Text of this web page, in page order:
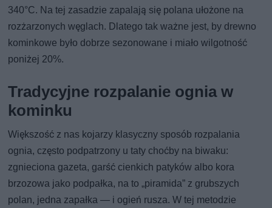
340°C. Na tej zasadzie zapalają się polana ułożone na
rozżarzonych węglach. Dlatego tak ważne jest, by drewno
kominkowe było dobrze sezonowane i miało wilgotność
poniżej 20%.
Tradycyjne rozpalanie ognia w
kominku
Większość z nas kojarzy klasyczny sposób rozpalania
ognia, często podpatrzony u taty choćby na biwaku:
zgnieciona gazeta, garść cienkich patyków albo kora
brzozowa jako podpałka, na to „piramida” z grubszych
polan, jedna zapałka — i ogień rusza. W tej metodzie